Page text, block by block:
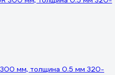
300 мм, толщина 0.5 мм 320-